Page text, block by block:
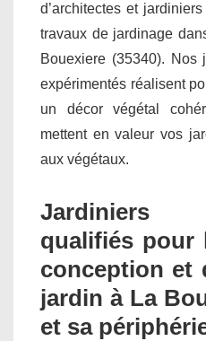
d’architectes et
travaux de jardinage
Bouexiere (35340). Nos
expérimentés réalisent
un décor végétal
mettent en valeur vos
aux végétaux.
Jardiniers
qualifiés pour
conception et
jardin à La
et sa